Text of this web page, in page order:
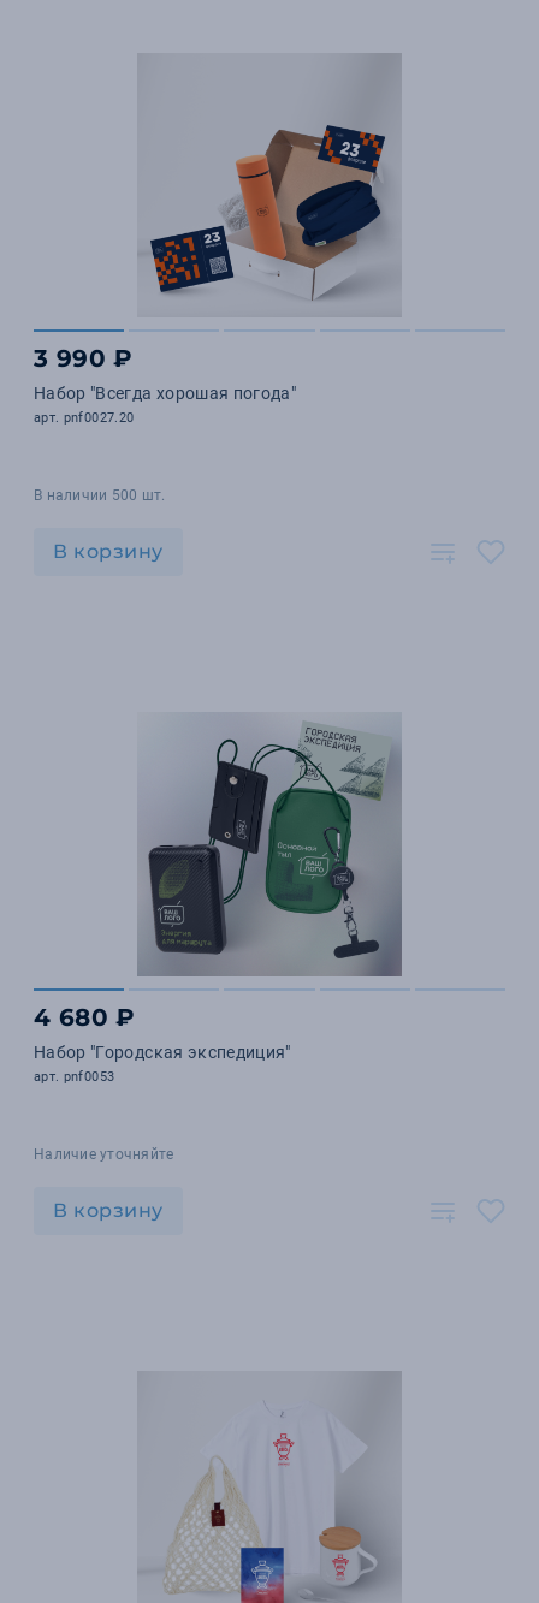
3 990 ₽
Набор "Всегда хорошая погода"
арт. pnf0027.20
В наличии 500 шт.
В корзину
4 680 ₽
Набор "Городская экспедиция"
арт. pnf0053
Наличие уточняйте
В корзину